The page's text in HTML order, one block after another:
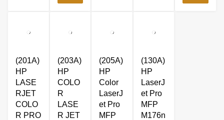
(201A)
HP
LASE
RJET
COLO
R PRO
(203A)
HP
COLO
R
LASE
R JET
(205A)
HP
Color
LaserJ
et Pro
MFP
(130A)
HP
LaserJ
et Pro
MFP
M176n